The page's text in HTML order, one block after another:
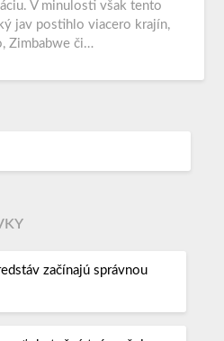
V minulosti však tento
jav postihlo viacero krajín,
Zimbabwe či…
začínajú správnou